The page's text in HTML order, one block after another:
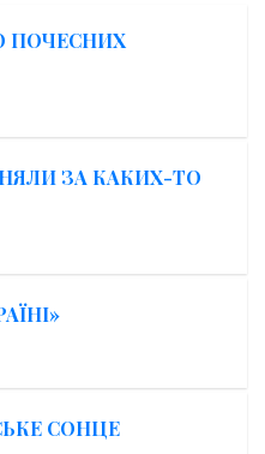
ПОЧЕСНИХ
ЗА КАКИХ-ТО
СОНЦЕ